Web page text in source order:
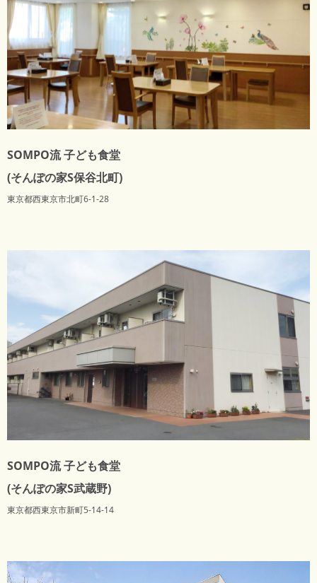
SOMPO流 子ども食堂
(そんぽの家S保谷北町)
東京都西東京市北町6-1-28
SOMPO流 子ども食堂
(そんぽの家S武蔵野)
東京都西東京市新町5-14-14